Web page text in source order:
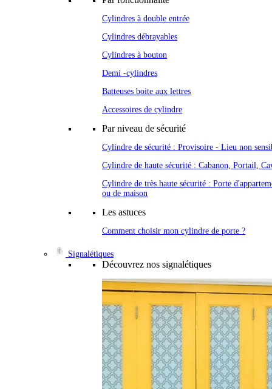
Cylindres à double entrée
Cylindres débrayables
Cylindres à bouton
Demi -cylindres
Batteuses boite aux lettres
Accessoires de cylindre
Par niveau de sécurité
Cylindre de sécurité : Provisoire - Lieu non
Cylindre de haute sécurité : Cabanon, Portail,
Cylindre de très haute sécurité : Porte
ou de maison
Les astuces
Comment choisir mon cylindre de porte ?
Signalétiques
Découvrez nos signalétiques